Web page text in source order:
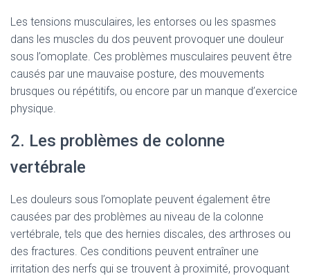
Les tensions musculaires, les entorses ou les spasmes
dans les muscles du dos peuvent provoquer une douleur
sous l’omoplate. Ces problèmes musculaires peuvent être
causés par une mauvaise posture, des mouvements
brusques ou répétitifs, ou encore par un manque d’exercice
physique.
2. Les problèmes de colonne
vertébrale
Les douleurs sous l’omoplate peuvent également être
causées par des problèmes au niveau de la colonne
vertébrale, tels que des hernies discales, des arthroses ou
des fractures. Ces conditions peuvent entraîner une
irritation des nerfs qui se trouvent à proximité, provoquant